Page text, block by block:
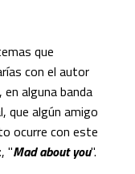
que
con el autor
alguna banda
que algún amigo
ocurre con este
, "Mad about you".